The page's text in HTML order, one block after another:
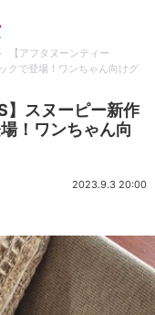
【アフタヌーンティー
クで登場！ワンちゃん向けグ
】スヌーピー新作
！ワンちゃん向
2023.9.3 20:00